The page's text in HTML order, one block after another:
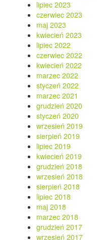
lipiec 2023
czerwiec 2023
maj 2023
kwiecień 2023
lipiec 2022
czerwiec 2022
kwiecień 2022
marzec 2022
styczeń 2022
marzec 2021
grudzień 2020
styczeń 2020
wrzesień 2019
sierpień 2019
lipiec 2019
kwiecień 2019
grudzień 2018
wrzesień 2018
sierpień 2018
lipiec 2018
maj 2018
marzec 2018
grudzień 2017
wrzesień 2017